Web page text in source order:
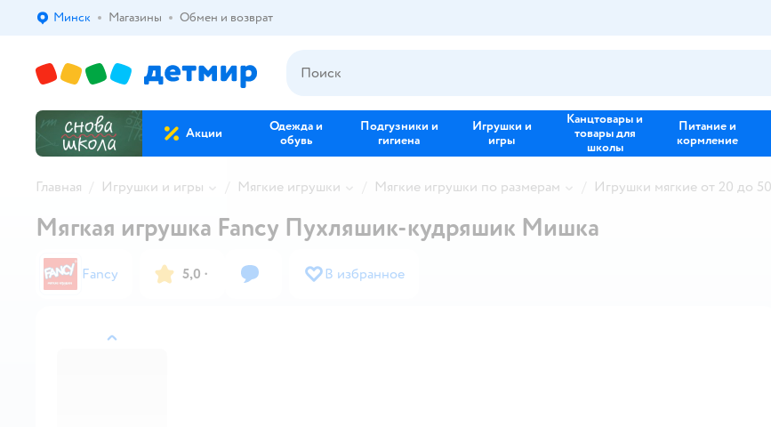
Выбор адреса доставки.
Минск Магазины Обмен и возврат
Акции
Одежда и
обувь
Подгузники и
гигиена
Игрушки и
игры
Канцтовары и
товары для
школы
Питание и
кормление
Главная Игрушки и игры Мягкие игрушки Мягкие игрушки по размерам Игрушки мягкие от 20 до
назад
Мягкая игрушка Fancy Пухляшик-кудряшик Мишка
Fancy 5,0 · В избранное